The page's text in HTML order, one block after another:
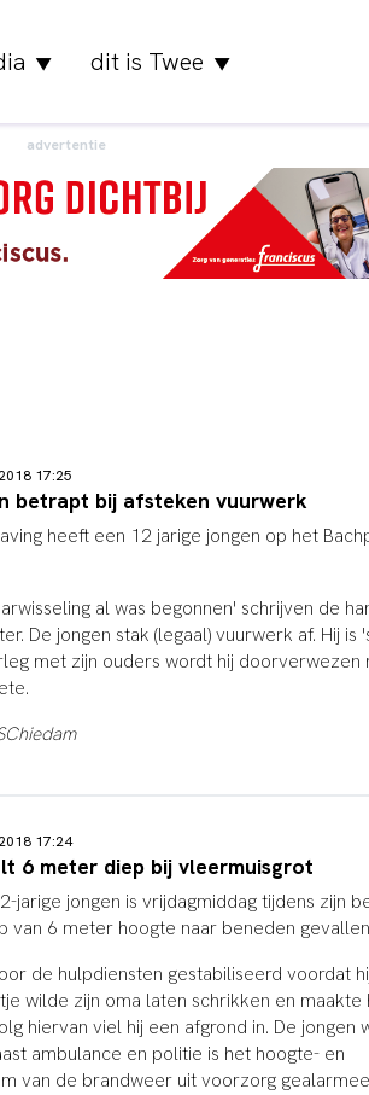
▼ dit is Twee ▼
advertentie
17:25
betrapt bij afsteken vuurwerk
heeft een 12 jarige jongen op het
al was begonnen' schrijven de
De jongen stak (legaal) vuurwerk af. Hij is
met zijn ouders wordt hij doorverwezen
17:24
6 meter diep bij vleermuisgrot
jarige jongen is vrijdagmiddag tijdens zijn
van 6 meter hoogte naar beneden
de hulpdiensten gestabiliseerd voordat
wilde zijn oma laten schrikken en maakte
hiervan viel hij een afgrond in. De jongen
ambulance en politie is het hoogte- en
van de brandweer uit voorzorg